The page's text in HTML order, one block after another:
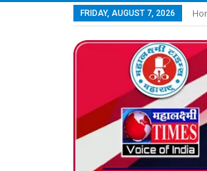
FRIDAY, AUGUST 7, 2026